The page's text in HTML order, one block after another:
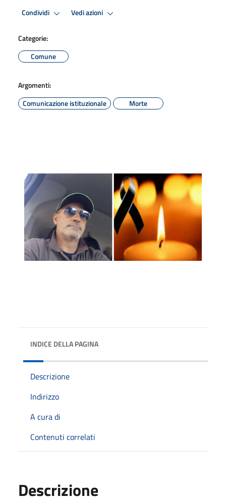
Condividi Vedi azioni
Categorie:
Comune
Argomenti:
Comunicazione istituzionale
Morte
INDICE DELLA PAGINA
Descrizione
Indirizzo
A cura di
Contenuti correlati
Descrizione